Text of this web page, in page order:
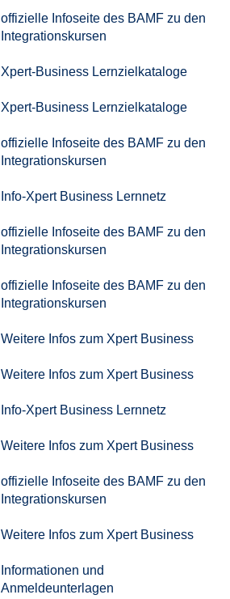
offizielle Infoseite des BAMF zu den
Integrationskursen
Xpert-Business Lernzielkataloge
Xpert-Business Lernzielkataloge
offizielle Infoseite des BAMF zu den
Integrationskursen
Info-Xpert Business Lernnetz
offizielle Infoseite des BAMF zu den
Integrationskursen
offizielle Infoseite des BAMF zu den
Integrationskursen
Weitere Infos zum Xpert Business
Weitere Infos zum Xpert Business
Info-Xpert Business Lernnetz
Weitere Infos zum Xpert Business
offizielle Infoseite des BAMF zu den
Integrationskursen
Weitere Infos zum Xpert Business
Informationen und
Anmeldeunterlagen